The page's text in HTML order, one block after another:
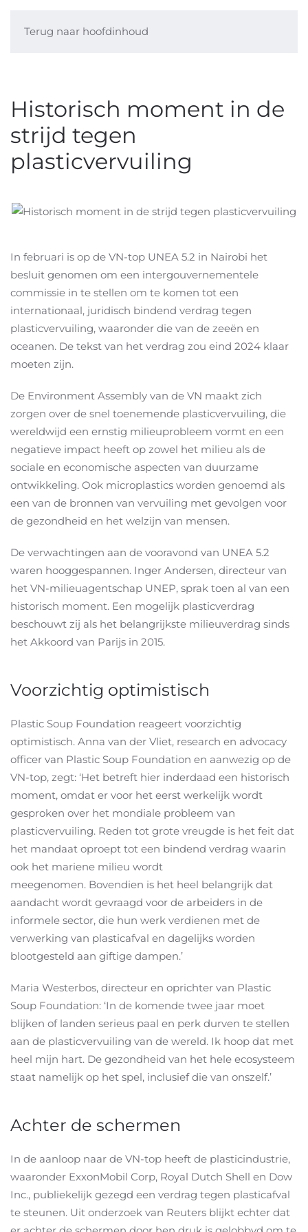
Terug naar hoofdinhoud
Historisch moment in de
strijd tegen
plasticvervuiling
In februari is op de VN-top UNEA 5.2 in Nairobi het
besluit genomen om een intergouvernementele
commissie in te stellen om te komen tot een
internationaal, juridisch bindend verdrag tegen
plasticvervuiling, waaronder die van de zeeën en
oceanen. De tekst van het verdrag zou eind 2024 klaar
moeten zijn.
De Environment Assembly van de VN maakt zich
zorgen over de snel toenemende plasticvervuiling, die
wereldwijd een ernstig milieuprobleem vormt en een
negatieve impact heeft op zowel het milieu als de
sociale en economische aspecten van duurzame
ontwikkeling. Ook microplastics worden genoemd als
een van de bronnen van vervuiling met gevolgen voor
de gezondheid en het welzijn van mensen.
De verwachtingen aan de vooravond van UNEA 5.2
waren hooggespannen. Inger Andersen, directeur van
het VN-milieuagentschap UNEP, sprak toen al van een
historisch moment. Een mogelijk plasticverdrag
beschouwt zij als het belangrijkste milieuverdrag sinds
het Akkoord van Parijs in 2015.
Voorzichtig optimistisch
Plastic Soup Foundation reageert voorzichtig
optimistisch. Anna van der Vliet, research en advocacy
officer van Plastic Soup Foundation en aanwezig op de
VN-top, zegt: ‘Het betreft hier inderdaad een historisch
moment, omdat er voor het eerst werkelijk wordt
gesproken over het mondiale probleem van
plasticvervuiling. Reden tot grote vreugde is het feit dat
het mandaat oproept tot een bindend verdrag waarin
ook het mariene milieu wordt
meegenomen. Bovendien is het heel belangrijk dat
aandacht wordt gevraagd voor de arbeiders in de
informele sector, die hun werk verdienen met de
verwerking van plasticafval en dagelijks worden
blootgesteld aan giftige dampen.’
Maria Westerbos, directeur en oprichter van Plastic
Soup Foundation: ‘In de komende twee jaar moet
blijken of landen serieus paal en perk durven te stellen
aan de plasticvervuiling van de wereld. Ik hoop dat met
heel mijn hart. De gezondheid van het hele ecosysteem
staat namelijk op het spel, inclusief die van onszelf.’
Achter de schermen
In de aanloop naar de VN-top heeft de plasticindustrie,
waaronder ExxonMobil Corp, Royal Dutch Shell en Dow
Inc., publiekelijk gezegd een verdrag tegen plasticafval
te steunen. Uit onderzoek van Reuters blijkt echter dat